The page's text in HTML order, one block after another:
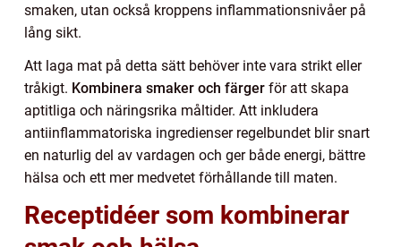
smaken, utan också kroppens inflammationsnivåer på
lång sikt.
Att laga mat på detta sätt behöver inte vara strikt eller
tråkigt. Kombinera smaker och färger för att skapa
aptitliga och näringsrika måltider. Att inkludera
antiinflammatoriska ingredienser regelbundet blir snart
en naturlig del av vardagen och ger både energi, bättre
hälsa och ett mer medvetet förhållande till maten.
Receptidéer som kombinerar